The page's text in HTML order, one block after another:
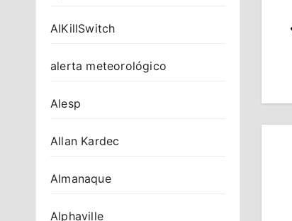
AIKillSwitch
alerta meteorológico
Alesp
Allan Kardec
Almanaque
Alphaville